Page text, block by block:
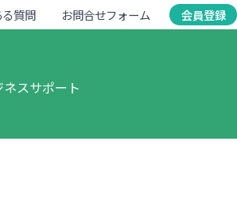
質問 お問合せフォーム 会員登録
ネスサポート